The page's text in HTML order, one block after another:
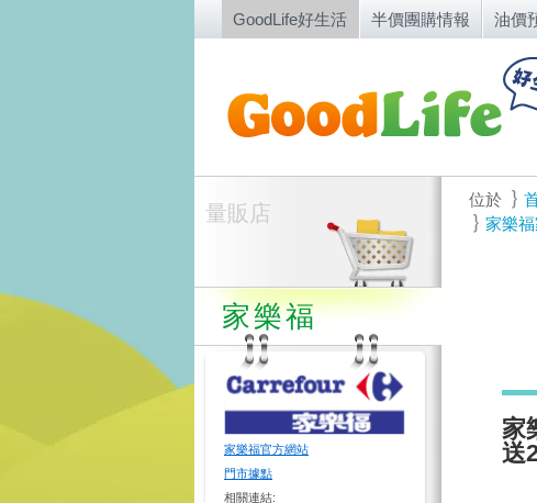
GoodLife好生活 半價團購情報 油價
量販店
家樂福
家樂福官方網站
門市據點
相關連結:
位於
家樂
家
送